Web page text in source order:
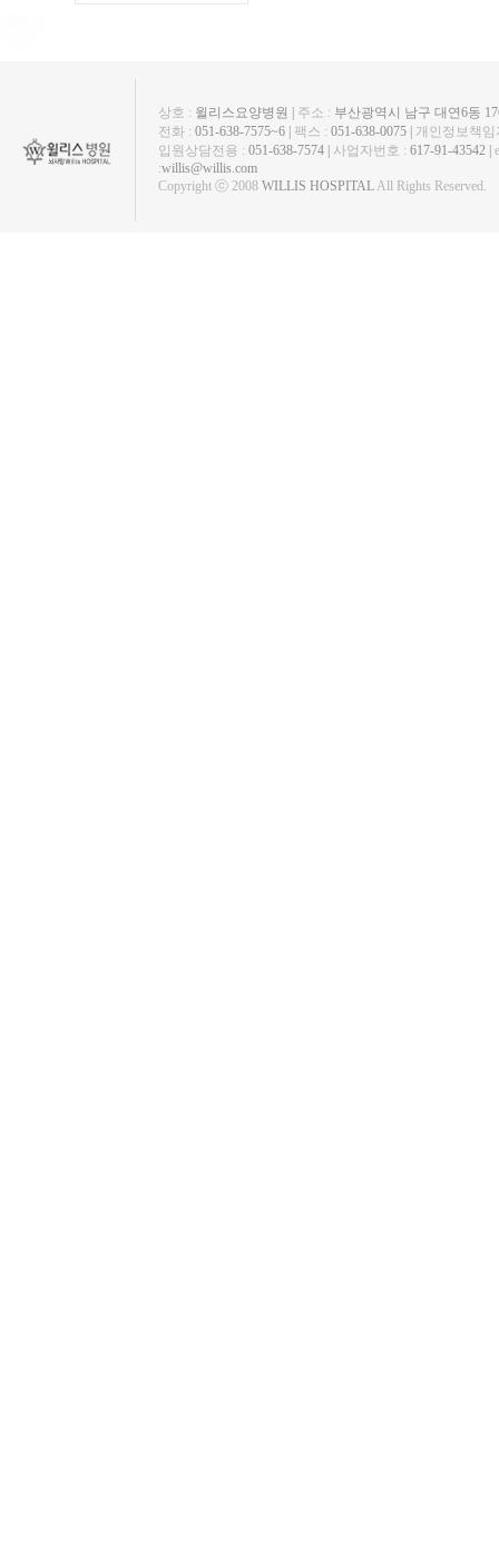
상호 : 윌리스요양병원 | 주소 : 부산광역시 남구 대연6동
전화 : 051-638-7575~6 | 팩스 : 051-638-0075 | 개인정보책임
입원상담전용 : 051-638-7574 | 사업자번호 : 617-91-43542 |
:willis@willis.com
Copyright ⓒ 2008 WILLIS HOSPITALAll Rights Reserved.